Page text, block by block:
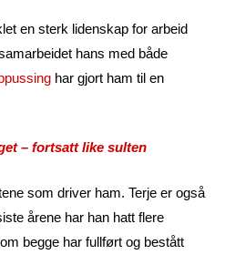
en sterk lidenskap for arbeid
hans med både
har gjort ham til en
– fortsatt like sulten
som driver ham. Terje er også
årene har han hatt flere
begge har fullført og bestått